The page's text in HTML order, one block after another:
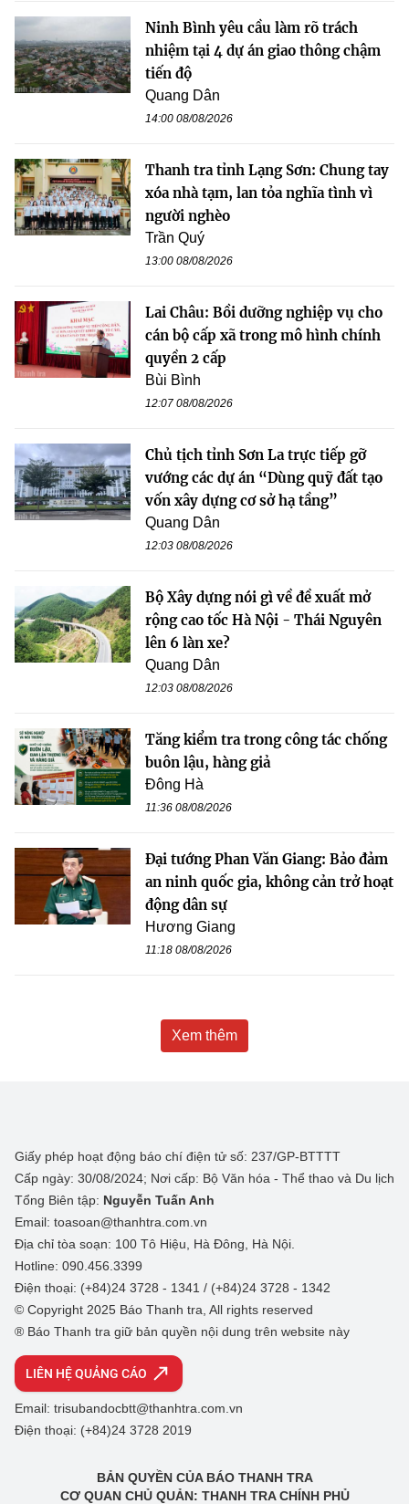
Ninh Bình yêu cầu làm rõ trách
nhiệm tại 4 dự án giao thông chậm
tiến độ
Quang Dân
14:00 08/08/2026
Thanh tra tỉnh Lạng Sơn: Chung tay
xóa nhà tạm, lan tỏa nghĩa tình vì
người nghèo
Trần Quý
13:00 08/08/2026
Lai Châu: Bồi dưỡng nghiệp vụ cho
cán bộ cấp xã trong mô hình chính
quyền 2 cấp
Bùi Bình
12:07 08/08/2026
Chủ tịch tỉnh Sơn La trực tiếp gỡ
vướng các dự án “Dùng quỹ đất tạo
vốn xây dựng cơ sở hạ tầng”
Quang Dân
12:03 08/08/2026
Bộ Xây dựng nói gì về đề xuất mở
rộng cao tốc Hà Nội - Thái Nguyên
lên 6 làn xe?
Quang Dân
12:03 08/08/2026
Tăng kiểm tra trong công tác chống
buôn lậu, hàng giả
Đông Hà
11:36 08/08/2026
Đại tướng Phan Văn Giang: Bảo đảm
an ninh quốc gia, không cản trở hoạt
động dân sự
Hương Giang
11:18 08/08/2026
Xem thêm
Giấy phép hoạt động báo chí điện tử số: 237/GP-BTTTT
Cấp ngày: 30/08/2024; Nơi cấp: Bộ Văn hóa - Thể thao và Du lịch
Tổng Biên tập: Nguyễn Tuấn Anh
Email: toasoan@thanhtra.com.vn
Địa chỉ tòa soạn: 100 Tô Hiệu, Hà Đông, Hà Nội.
Hotline: 090.456.3399
Điện thoại: (+84)24 3728 - 1341 / (+84)24 3728 - 1342
© Copyright 2025 Báo Thanh tra, All rights reserved
® Báo Thanh tra giữ bản quyền nội dung trên website này
LIÊN HỆ QUẢNG CÁO
Email: trisubandocbtt@thanhtra.com.vn
Điện thoại: (+84)24 3728 2019
BẢN QUYỀN CỦA BÁO THANH TRA
CƠ QUAN CHỦ QUẢN: THANH TRA CHÍNH PHỦ